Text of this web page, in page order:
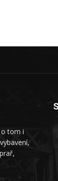
o tom i